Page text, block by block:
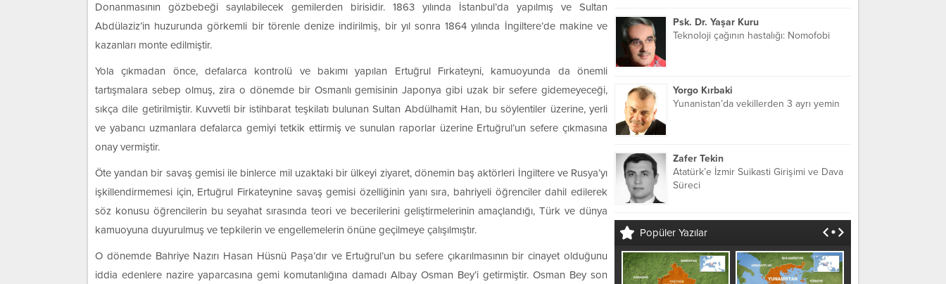
Donanmasının gözbebeği sayılabilecek gemilerden birisidir. 1863 yılında İstanbul’da yapılmış ve Sultan
Abdülaziz’in huzurunda görkemli bir törenle denize indirilmiş, bir yıl sonra 1864 yılında İngiltere’de makine ve
kazanları monte edilmiştir.
Yola çıkmadan önce, defalarca kontrolü ve bakımı yapılan Ertuğrul Fırkateyni, kamuoyunda da önemli
tartışmalara sebep olmuş, zira o dönemde bir Osmanlı gemisinin Japonya gibi uzak bir sefere gidemeyeceği,
sıkça dile getirilmiştir. Kuvvetli bir istihbarat teşkilatı bulunan Sultan Abdülhamit Han, bu söylentiler üzerine, yerli
ve yabancı uzmanlara defalarca gemiyi tetkik ettirmiş ve sunulan raporlar üzerine Ertuğrul’un sefere çıkmasına
onay vermiştir.
Öte yandan bir savaş gemisi ile binlerce mil uzaktaki bir ülkeyi ziyaret, dönemin baş aktörleri İngiltere ve Rusya’yı
işkillendirmemesi için, Ertuğrul Firkateynine savaş gemisi özelliğinin yanı sıra, bahriyeli öğrenciler dahil edilerek
söz konusu öğrencilerin bu seyahat sırasında teori ve becerilerini geliştirmelerinin amaçlandığı, Türk ve dünya
kamuoyuna duyurulmuş ve tepkilerin ve engellemelerin önüne geçilmeye çalışılmıştır.
O dönemde Bahriye Nazırı Hasan Hüsnü Paşa’dır ve Ertuğrul’un bu sefere çıkarılmasının bir cinayet olduğunu
iddia edenlere nazire yaparcasına gemi komutanlığına damadı Albay Osman Bey’i getirmiştir. Osman Bey son
Psk. Dr. Yaşar Kuru
Teknoloji çağının hastalığı: Nomofobi
Yorgo Kırbaki
Yunanistan’da vekillerden 3 ayrı yemin
Zafer Tekin
Atatürk’e İzmir Suikasti Girişimi ve Dava
Süreci
Popüler Yazılar